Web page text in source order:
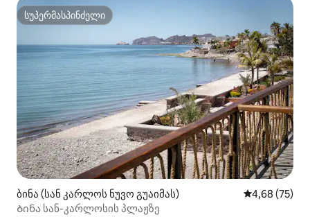
სუპერმასპინძელი
სუპერმასპინძელი
ბინა (სან კარლოს ნუვო გუაიმას) საშუალო
4,68 (75)
Ბინა სან-კარლოსის პლაჟზე